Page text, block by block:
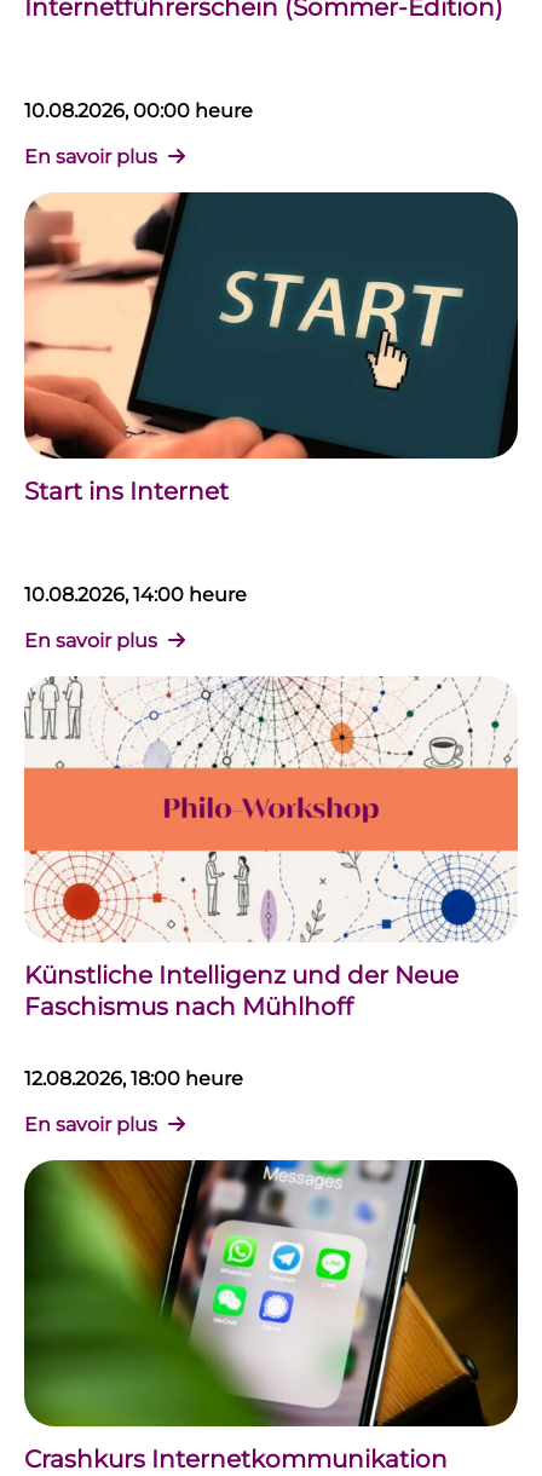
Internetführerschein (Sommer-Edition)
10.08.2026, 00:00 heure
En savoir plus
Start ins Internet
10.08.2026, 14:00 heure
En savoir plus
Künstliche Intelligenz und der Neue
Faschismus nach Mühlhoff
12.08.2026, 18:00 heure
En savoir plus
Crashkurs Internetkommunikation